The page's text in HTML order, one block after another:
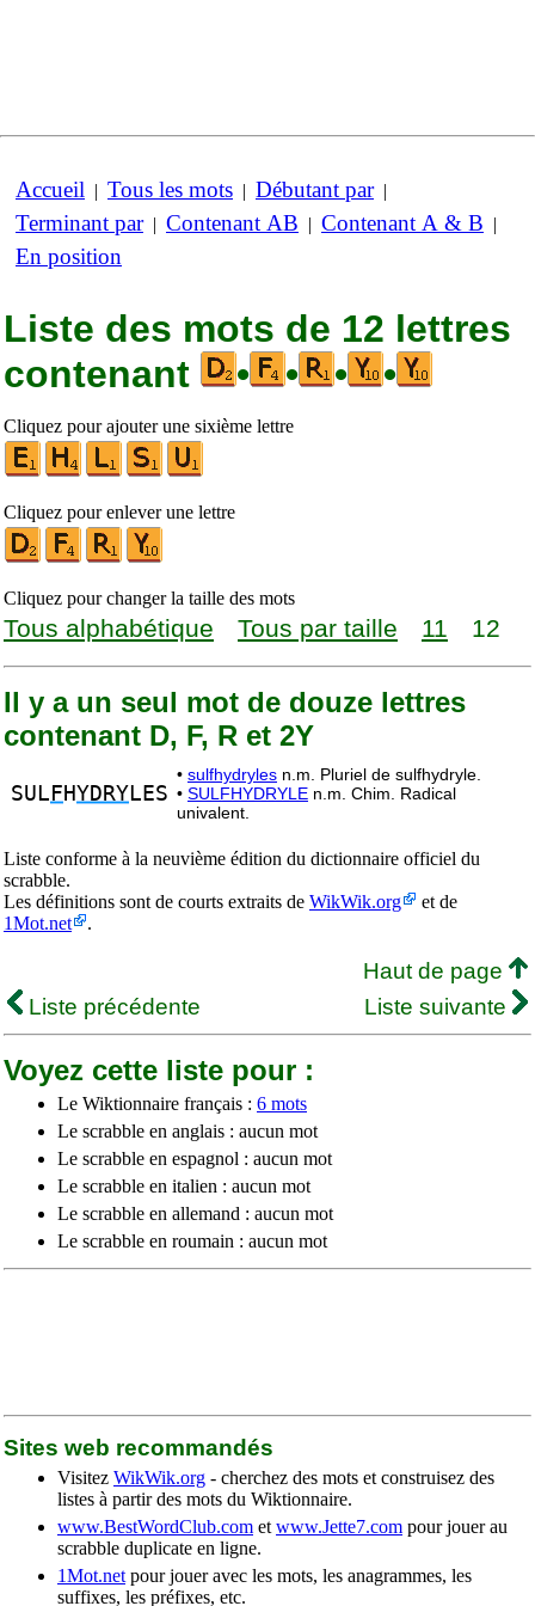
Accueil | Tous les mots | Débutant par|
Terminant par| Contenant AB | Contenant A & B |
En position
Liste des mots de 12 lettres
contenant
• • • •
Cliquez pour ajouter une sixième lettre
Cliquez pour enlever une lettre
Cliquez pour changer la taille des mots
Tous alphabétique Tous par taille 11 12
Il y a un seul mot de douze lettres
contenant D, F, R et 2Y
SUL F HYDRYLES
• sulfhydryles n.m. Pluriel de sulfhydryle.
• SULFHYDRYLE n.m. Chim. Radical
univalent.
Liste conforme à la neuvième édition du dictionnaire officiel du
scrabble.
Les définitions sont de courts extraits de WikWik.org
et de
1Mot.net
.
Haut de page
Liste précédente
Liste suivante
Voyez cette liste pour :
Le Wiktionnaire français : 6 mots
Le scrabble en anglais : aucun mot
Le scrabble en espagnol : aucun mot
Le scrabble en italien : aucun mot
Le scrabble en allemand : aucun mot
Le scrabble en roumain : aucun mot
Sites web recommandés
Visitez WikWik.org - cherchez des mots et construisez des
listes à partir des mots du Wiktionnaire.
www.BestWordClub.com et www.Jette7.com pour jouer au
scrabble duplicate en ligne.
1Mot.net pour jouer avec les mots, les anagrammes, les
suffixes, les préfixes, etc.